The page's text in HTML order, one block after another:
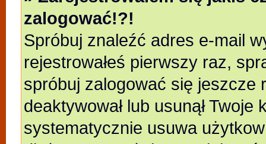
zalogować!?!
Spróbuj znaleźć adres e-mail
rejestrowałeś pierwszy raz,
spróbuj zalogować się jeszcze
deaktywował lub usunął
systematycznie usuwa